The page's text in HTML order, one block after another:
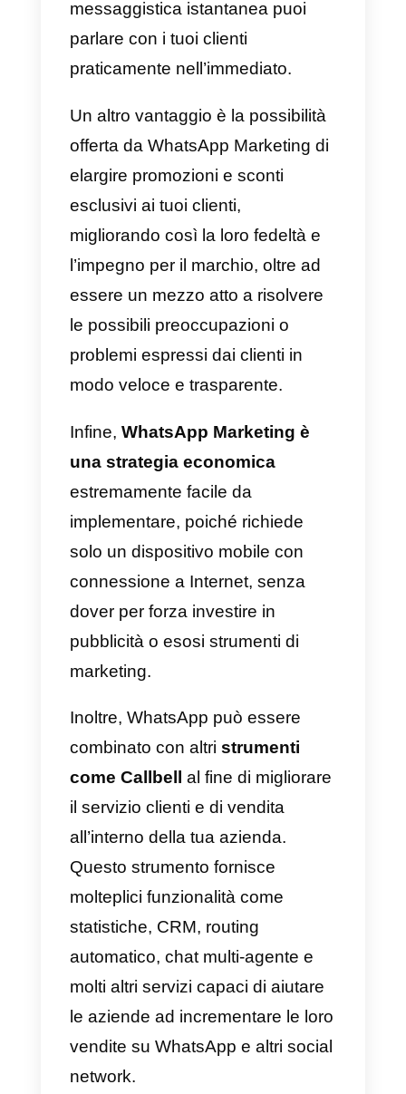
personalizzati, offrire promozioni
rapido ed efficiente. Inoltre,
questa app ti consente una
comunicazione bidirezionale,
quindi i clienti potranno
rispondere e interagire in prima
l’azienda.
WhatsApp
I vantaggi ottenuti dall’utilizzo di
WhatsApp Marketing sono così
tanti che non riusciamo neanche
a condividerli tutti. Uno di questi è
sicuramente la velocità di
interazione: essendo un’app di
messaggistica istantanea puoi
parlare con i tuoi clienti
offerta da WhatsApp Marketing di
elargire promozioni e sconti
esclusivi ai tuoi clienti,
migliorando così la loro fedeltà e
l’impegno per il marchio, oltre ad